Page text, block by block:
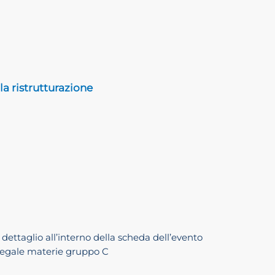
ristrutturazione
all’interno della scheda dell’evento
materie gruppo C